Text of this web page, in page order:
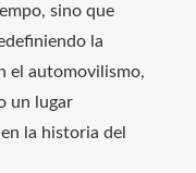
sino que
la
el automovilismo,
un lugar
la historia del